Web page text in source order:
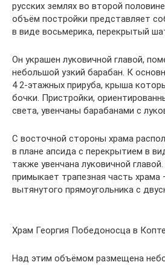
русских землях во второй
объём постройки представляет
в виде восьмерика, перекрытый
Он украшен луковичной главой,
небольшой узкий барабан. К
4 2-этажных прируба, крыша
бочки. Пристройки,
света, увенчаны барабанами с
С восточной стороны храма
в плане апсида с перекрытием в
также увенчана луковичной
примыкает трапезная часть храма
вытянутого прямоугольника с
Храм Георгия Победоносца в
Над этим объёмом размещена